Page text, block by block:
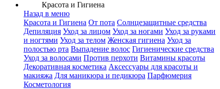
Красота и Гигиена
Назад в меню
Красота и Гигиена От пота Солнцезащитные средства
Депиляция Уход за лицом Уход за ногами Уход за руками
и ногтями Уход за телом Женская гигиена Уход за
полостью рта Выпадение волос Гигиенические средства
Уход за волосами Против перхоти Витамины красоты
Декоративная косметика Аксессуары для красоты и
макияжа Для маникюра и педикюра Парфюмерия
Косметология